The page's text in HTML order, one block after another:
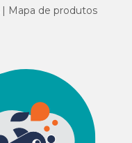
Mapa de produtos